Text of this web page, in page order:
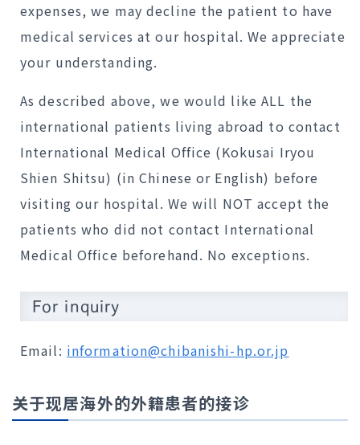
expenses, we may decline the patient to have
medical services at our hospital. We appreciate
your understanding.
As described above, we would like ALL the
international patients living abroad to contact
International Medical Office (Kokusai Iryou
Shien Shitsu) (in Chinese or English) before
visiting our hospital. We will NOT accept the
patients who did not contact International
Medical Office beforehand. No exceptions.
For inquiry
Email: information@chibanishi-hp.or.jp
关于现居海外的外籍患者的接诊